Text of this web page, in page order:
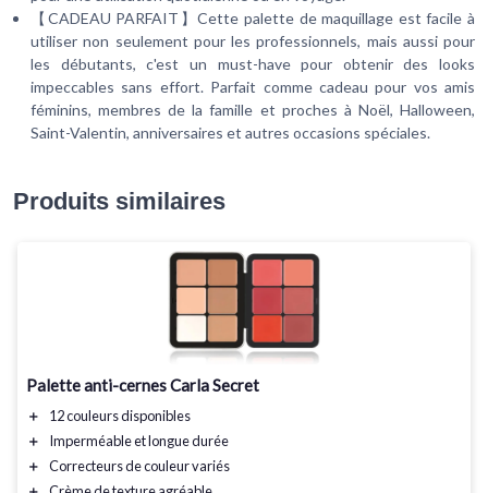
【CADEAU PARFAIT】Cette palette de maquillage est facile à
utiliser non seulement pour les professionnels, mais aussi pour
les débutants, c'est un must-have pour obtenir des looks
impeccables sans effort. Parfait comme cadeau pour vos amis
féminins, membres de la famille et proches à Noël, Halloween,
Saint-Valentin, anniversaires et autres occasions spéciales.
Produits similaires
Palette anti-cernes Carla Secret
＋ 12 couleursdisponibles
＋
Imperméableet longue durée
＋
Correcteurs de couleurvariés